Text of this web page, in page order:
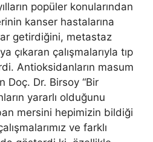
popüler konularından
kanser hastalarına
getirdiğini, metastaz
çıkaran çalışmalarıyla tıp
Antioksidanların masum
Doç. Dr. Birsoy “Bir
yararlı olduğunu
mersini hepimizin bildiği
ve farklı